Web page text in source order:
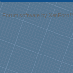
Forum software by